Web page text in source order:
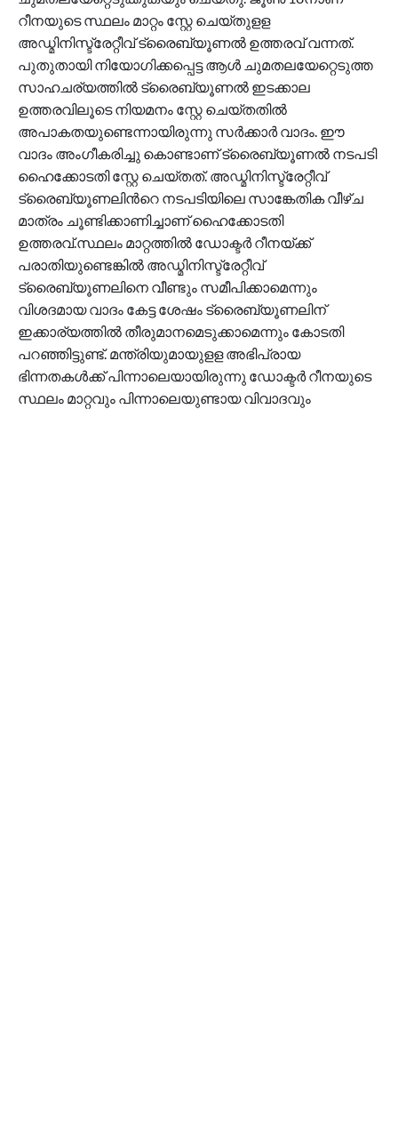
റീനയുടെ സ്ഥലം മാറ്റം സ്റ്റേ ചെയ്തുളള
അഡ്മിനിസ്ട്രേറ്റീവ് ട്രൈബ്യൂണല്‍ ഉത്തരവ് വന്നത്.
പുതുതായി നിയോഗിക്കപ്പെട്ട ആള്‍ ചുമതലയേറ്റെടുത്ത
സാഹചര്യത്തില്‍ ട്രൈബ്യൂണല്‍ ഇടക്കാല
ഉത്തരവിലൂടെ നിയമനം സ്റ്റേ ചെയ്തതില്‍
അപാകതയുണ്ടെന്നായിരുന്നു സര്‍ക്കാര്‍ വാദം. ഈ
വാദം അംഗീകരിച്ചു കൊണ്ടാണ് ട്രൈബ്യൂണല്‍ നടപടി
ഹൈക്കോടതി സ്റ്റേ ചെയ്തത്. അഡ്മിനിസ്ട്രേറ്റീവ്
ട്രൈബ്യൂണലിന്‍റെ നടപടിയിലെ സാങ്കേതിക വീഴ്ച
മാത്രം ചൂണ്ടിക്കാണിച്ചാണ് ഹൈക്കോടതി
ഉത്തരവ്.സ്ഥലം മാറ്റത്തില്‍ ഡോക്ടര്‍ റീനയ്ക്ക്
പരാതിയുണ്ടെങ്കില്‍ അഡ്മിനിസ്ട്രേറ്റീവ്
ട്രൈബ്യൂണലിനെ വീണ്ടും സമീപിക്കാമെന്നും
വിശദമായ വാദം കേട്ട ശേഷം ട്രൈബ്യൂണലിന്
ഇക്കാര്യത്തില്‍ തീരുമാനമെടുക്കാമെന്നും കോടതി
പറഞ്ഞിട്ടുണ്ട്. മന്ത്രിയുമായുളള അഭിപ്രായ
ഭിന്നതകള്‍ക്ക് പിന്നാലെയായിരുന്നു ഡോക്ടര്‍ റീനയുടെ
സ്ഥലം മാറ്റവും പിന്നാലെയുണ്ടായ വിവാദവും